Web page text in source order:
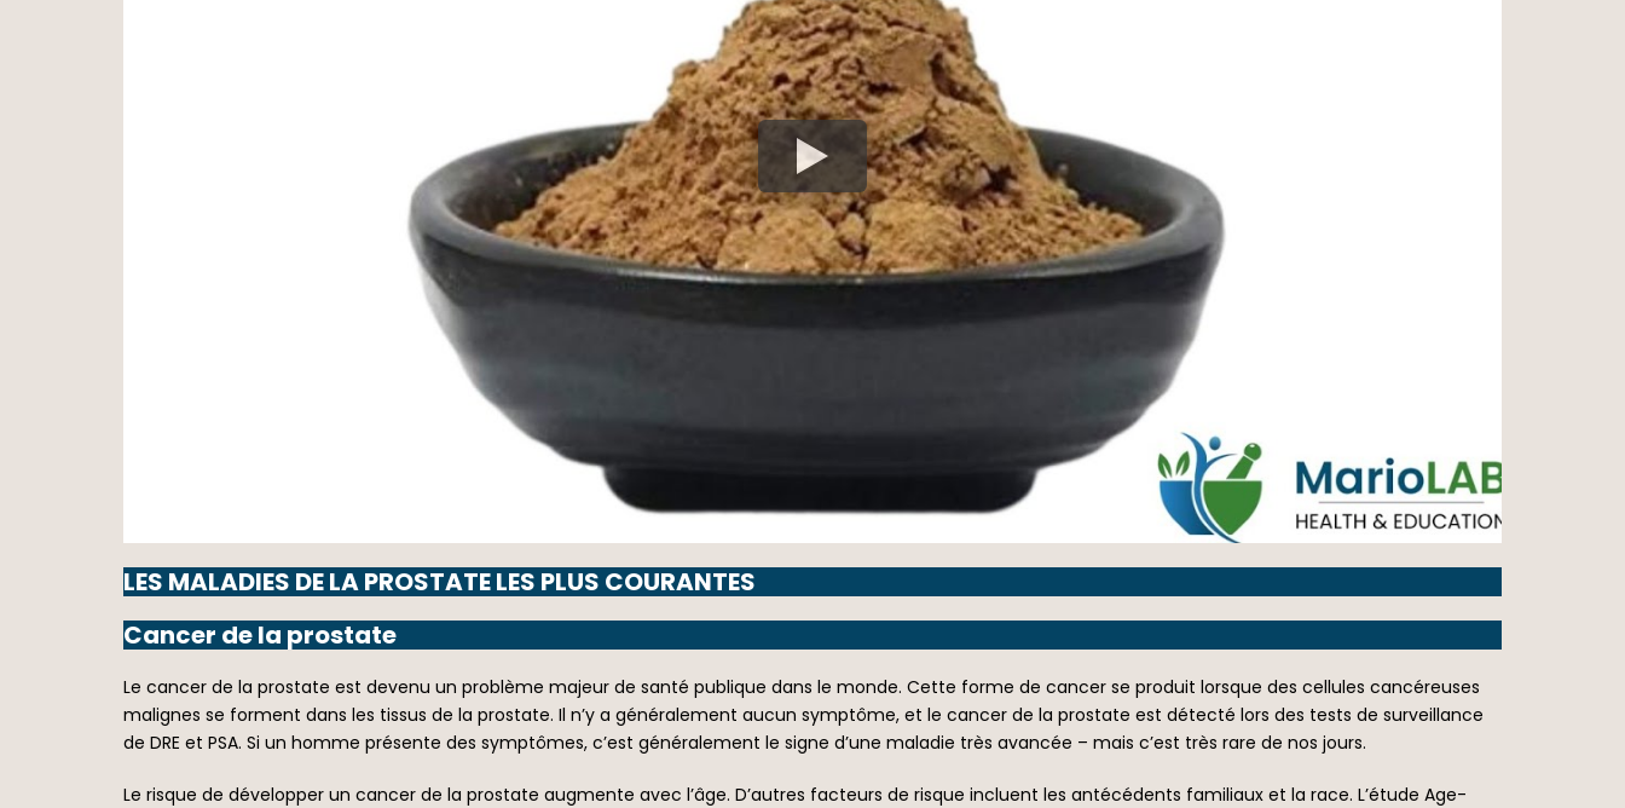
LES MALADIES DE LA PROSTATE LES PLUS COURANTES
Cancer de la prostate
Le cancer de la prostate est devenu un problème majeur de santé publique dans le monde. Cette forme de cancer se produit lorsque des cellules cancéreuses
malignes se forment dans les tissus de la prostate. Il n’y a généralement aucun symptôme, et le cancer de la prostate est détecté lors des tests de surveillance
de DRE et PSA. Si un homme présente des symptômes, c’est généralement le signe d’une maladie très avancée – mais c’est très rare de nos jours.
Le risque de développer un cancer de la prostate augmente avec l’âge. D’autres facteurs de risque incluent les antécédents familiaux et la race. L’étude Age-